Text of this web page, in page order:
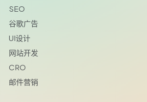
SEO
谷歌广告
UI设计
网站开发
CRO
邮件营销